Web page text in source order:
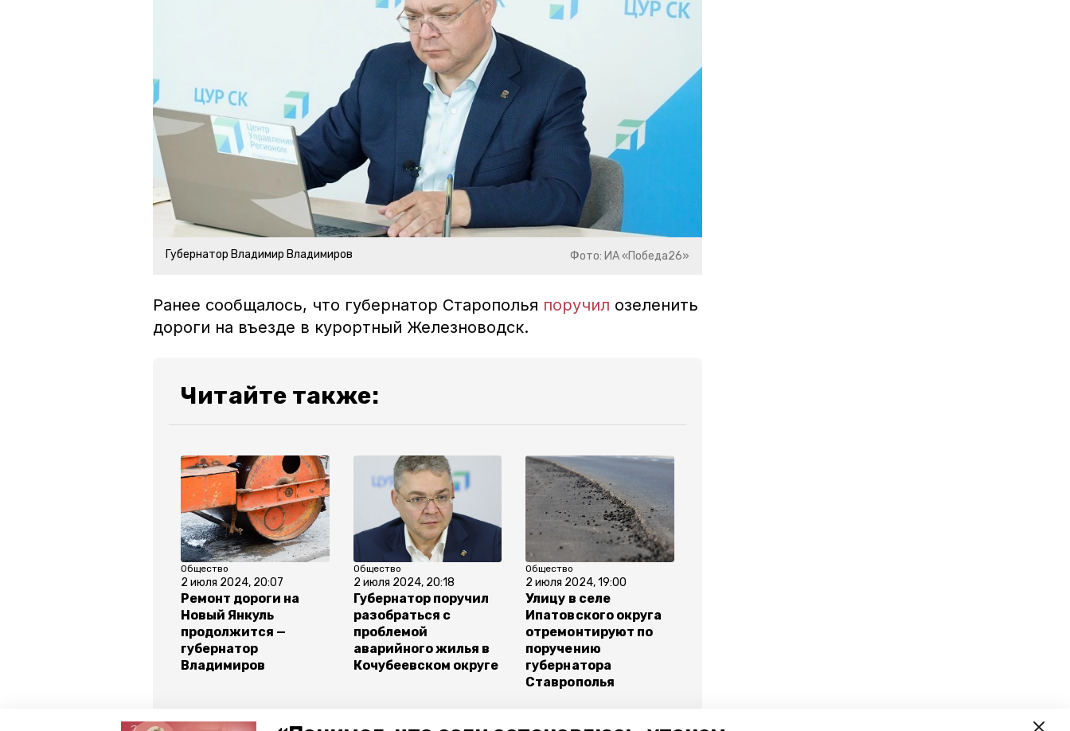
Губернатор Владимир Владимиров Фото: ИА «Победа26»
Ранее сообщалось, что губернатор Старополья поручил озеленить
дороги на въезде в курортный Железноводск.
Читайте также:
Общество
2 июля 2024, 20:07
Ремонт дороги на
Новый Янкуль
продолжится —
губернатор
Владимиров
Общество
2 июля 2024, 20:18
Губернатор поручил
разобраться с
проблемой
аварийного жилья в
Кочубеевском округе
Общество
2 июля 2024, 19:00
Улицу в селе
Ипатовского округа
отремонтируют по
поручению
губернатора
Ставрополья
Все новости